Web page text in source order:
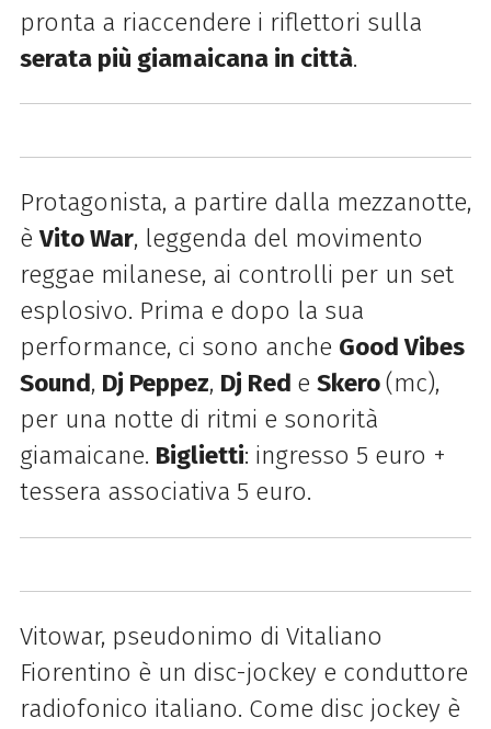
pronta a riaccendere i riflettori sulla
serata più giamaicana in città.
Protagonista, a partire dalla mezzanotte,
èVito War, leggenda del movimento
reggae milanese, ai controlli per un set
esplosivo. Prima e dopo la sua
performance, ci sono anche Good Vibes
Sound, Dj Peppez, Dj Red e Skero(mc),
per una notte di ritmi e sonorità
giamaicane. Biglietti: ingresso 5 euro +
tessera associativa 5 euro.
Vitowar, pseudonimo di Vitaliano
Fiorentino è un disc-jockey e conduttore
radiofonico italiano. Come disc jockey è